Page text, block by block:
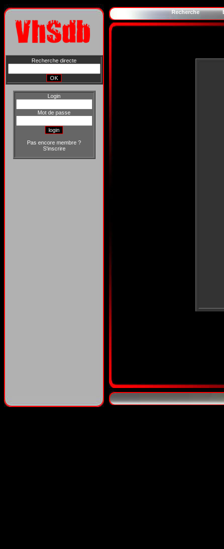
Recherche directe
Login
Mot de passe
Pas encore membre ?
S'inscrire
Recherche